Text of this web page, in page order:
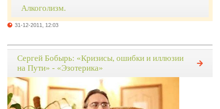
Алкоголизм.
31-12-2011, 12:03
Сергей Бобырь: «Кризисы, ошибки и иллюзии
на Пути» - «Эзотерика»